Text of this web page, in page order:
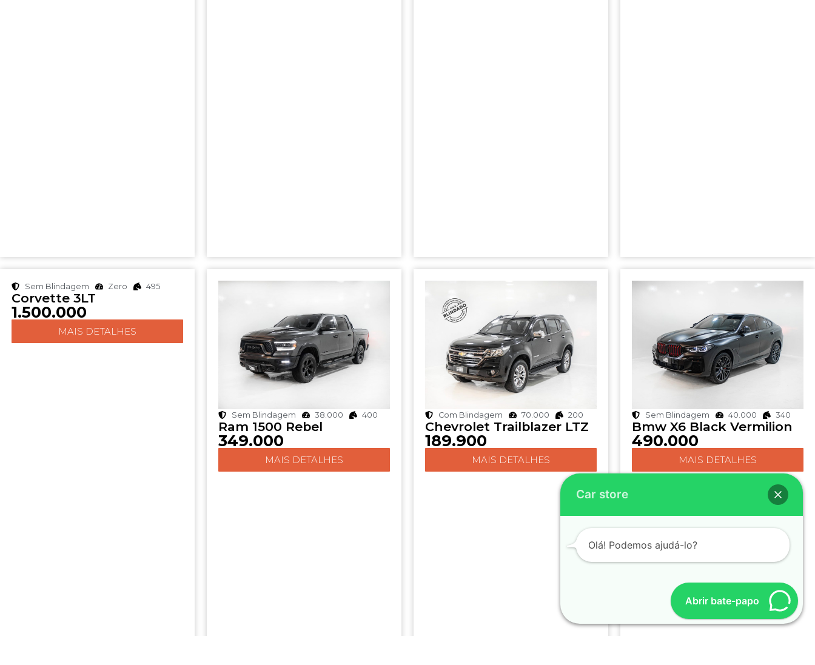
Sem Blindagem Zero 495
Corvette 3LT
1.500.000
MAIS DETALHES
Sem Blindagem 38.000 400
Ram 1500 Rebel
349.000
MAIS DETALHES
Com Blindagem 70.000 200
Chevrolet Trailblazer LTZ
189.900
MAIS DETALHES
Sem Blindagem 40.000 340
Bmw X6 Black Vermilion
490.000
MAIS DETALHES
Abrir bate-papo
Car store
Olá! Podemos ajudá-lo?